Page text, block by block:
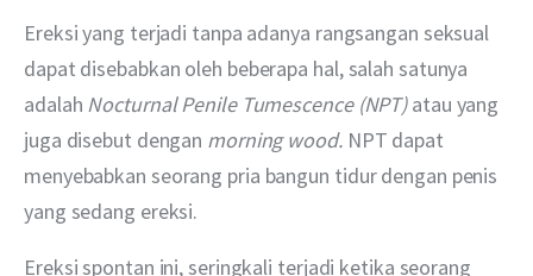
Ereksi yang terjadi tanpa adanya rangsangan seksual
dapat disebabkan oleh beberapa hal, salah satunya
adalah Nocturnal Penile Tumescence (NPT) atau yang
juga disebut dengan morning wood. NPT dapat
menyebabkan seorang pria bangun tidur dengan penis
yang sedang ereksi.
Ereksi spontan ini, seringkali terjadi ketika seorang